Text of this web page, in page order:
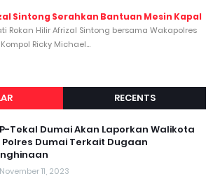
Sintong Serahkan Bantuan Mesin Kapal
Rokan Hilir Afrizal Sintong bersama Wakapolres
Ricky Michael...
RECENTS
Tekal Dumai Akan Laporkan Walikota
Polres Dumai Terkait Dugaan
November 11, 2023